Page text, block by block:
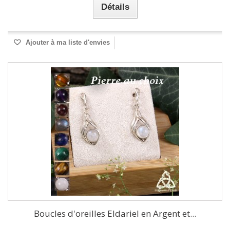
Détails
Ajouter à ma liste d'envies
Boucles d'oreilles Eldariel en Argent et...